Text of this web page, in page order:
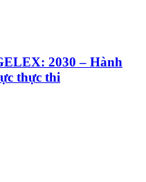
2030 – Hành
thực thi